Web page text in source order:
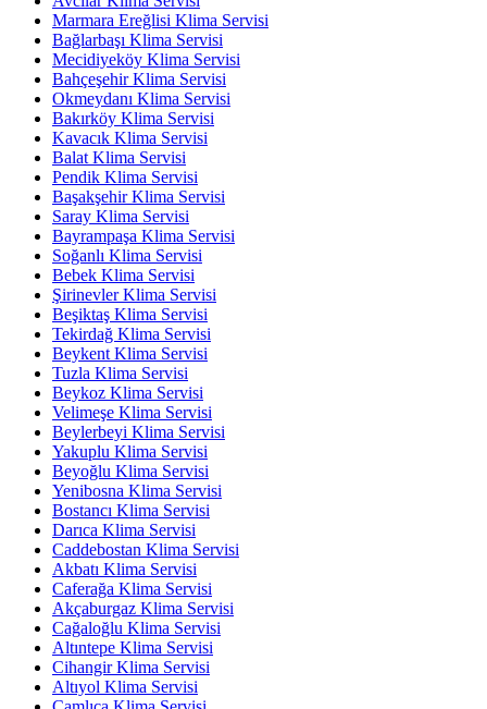
Marmara Ereğlisi Klima Servisi
Bağlarbaşı Klima Servisi
Mecidiyeköy Klima Servisi
Bahçeşehir Klima Servisi
Okmeydanı Klima Servisi
Bakırköy Klima Servisi
Kavacık Klima Servisi
Balat Klima Servisi
Pendik Klima Servisi
Başakşehir Klima Servisi
Saray Klima Servisi
Bayrampaşa Klima Servisi
Soğanlı Klima Servisi
Bebek Klima Servisi
Şirinevler Klima Servisi
Beşiktaş Klima Servisi
Tekirdağ Klima Servisi
Beykent Klima Servisi
Tuzla Klima Servisi
Beykoz Klima Servisi
Velimeşe Klima Servisi
Beylerbeyi Klima Servisi
Yakuplu Klima Servisi
Beyoğlu Klima Servisi
Yenibosna Klima Servisi
Bostancı Klima Servisi
Darıca Klima Servisi
Caddebostan Klima Servisi
Akbatı Klima Servisi
Caferağa Klima Servisi
Akçaburgaz Klima Servisi
Cağaloğlu Klima Servisi
Altıntepe Klima Servisi
Cihangir Klima Servisi
Altıyol Klima Servisi